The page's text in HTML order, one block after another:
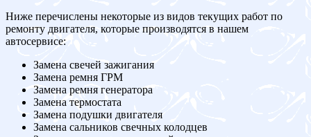
Ниже перечислены некоторые из видов текущих работ по
ремонту двигателя, которые производятся в нашем
автосервисе:
Замена свечей зажигания
Замена ремня ГРМ
Замена ремня генератора
Замена термостата
Замена подушки двигателя
Замена сальников свечных колодцев